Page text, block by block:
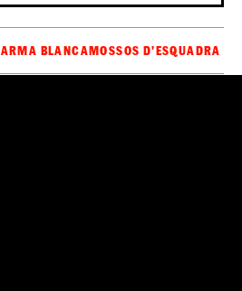
ARMA BLANCAMOSSOS D'ESQUADRA